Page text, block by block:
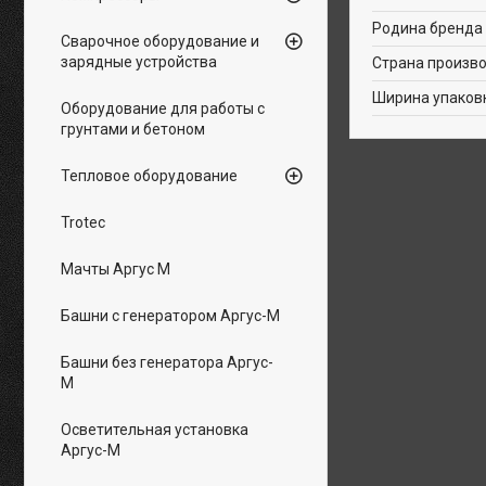
Родина бренда
Страна
Ширина
Сварочное оборудование и
зарядные устройства
Оборудование для работы с
грунтами и бетоном
Тепловое оборудование
Trotec
Мачты Аргус М
Башни с генератором Аргус-М
Башни без генератора Аргус-
М
Осветительная установка
Аргус-М